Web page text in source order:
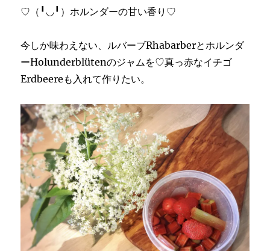
♡（╹◡╹）ホルンダーの甘い香り♡
今しか味わえない、ルバーブRhabarberとホルンダ
ーHolunderblütenのジャムを♡真っ赤なイチゴ
Erdbeereも入れて作りたい。